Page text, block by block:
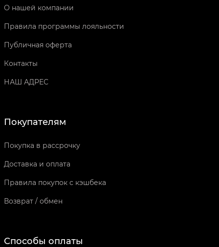
О нашей компании
Правила программы лояльности
Публичная оферта
Контакты
НАШ АДРЕС
Покупателям
Покупка в рассрочку
Доставка и оплата
Правила покупок с кэшбека
Возврат / обмен
Способы оплаты